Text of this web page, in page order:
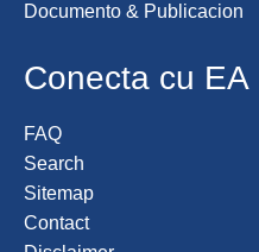
Documento & Publicacion
Conecta cu EA
FAQ
Search
Sitemap
Contact